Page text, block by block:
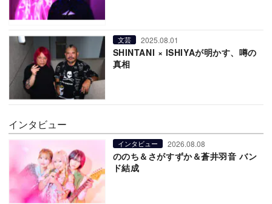
文芸 2025.08.01
SHINTANI × ISHIYAが明かす、噂の
真相
インタビュー
インタビュー 2026.08.08
ののち＆さがすずか＆蒼井羽音 バン
ド結成